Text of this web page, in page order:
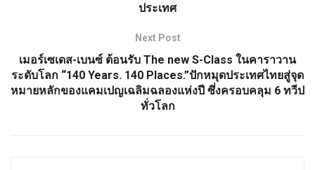
ประเทศ
Next Post
เมอร์เซเดส-เบนซ์ ต้อนรับ The new S-Class ในคาราวาน
ระดับโลก “140 Years. 140 Places.”ปักหมุดประเทศไทยสู่จุด
หมายหลักของแคมเปญเฉลิมฉลองแห่งปี ซึ่งครอบคลุม 6 ทวีป
ทั่วโลก